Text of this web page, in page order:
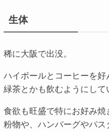
生体
稀に大阪で出没。
ハイボールとコーヒーを好
緑茶とかも飲むようにして
食欲も旺盛で特にお好み
粉物や、ハンバーグやパス